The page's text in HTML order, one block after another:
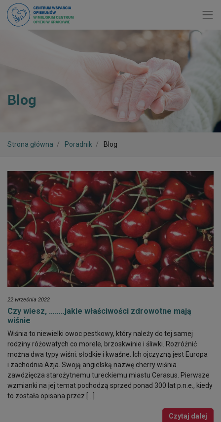
Blog
Strona główna Poradnik Blog
22 września 2022
Czy wiesz, ……..jakie właściwości zdrowotne mają
wiśnie
Wiśnia to niewielki owoc pestkowy, który należy do tej samej
rodziny różowatych co morele, brzoskwinie i śliwki. Rozróżnić
można dwa typy wiśni: słodkie i kwaśne. Ich ojczyzną jest Europa
i zachodnia Azja. Swoją angielską nazwę cherry wiśnia
zawdzięcza starożytnemu tureckiemu miastu Cerasus. Pierwsze
wzmianki na jej temat pochodzą sprzed ponad 300 lat p.n.e., kiedy
to została opisana przez […]
Czytaj dalej